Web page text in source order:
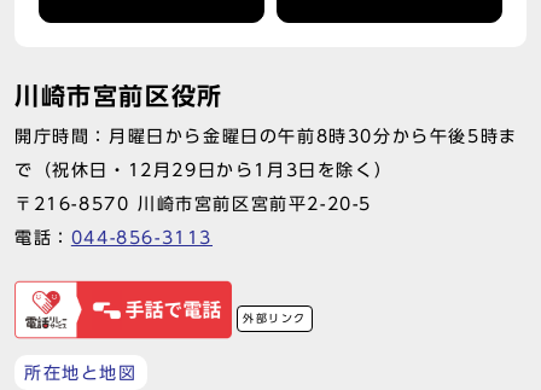
川崎市宮前区役所
開庁時間：月曜日から金曜日の午前8時30分から午後5時ま
で（祝休日・12月29日から1月3日を除く）
〒216-8570 川崎市宮前区宮前平2-20-5
電話： 044-856-3113
外部リンク
所在地と地図